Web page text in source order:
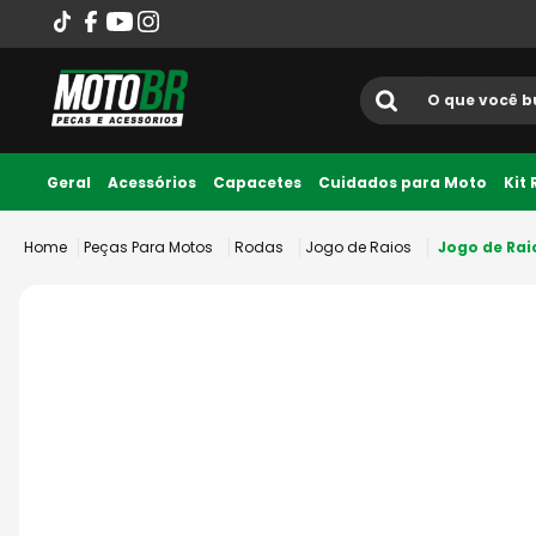
O que você busca?
Termos
1º ls2
2º norisk
Geral Acessórios Capacetes Cuidados para Moto Kit
Até 10x sem juros
Peças Para Motos Rodas Jogo de Raios Jogo de